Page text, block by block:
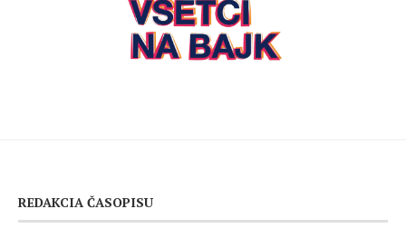
REDAKCIA ČASOPISU